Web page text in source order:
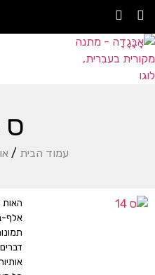
ס 14
עמוד הבית /
אלף-